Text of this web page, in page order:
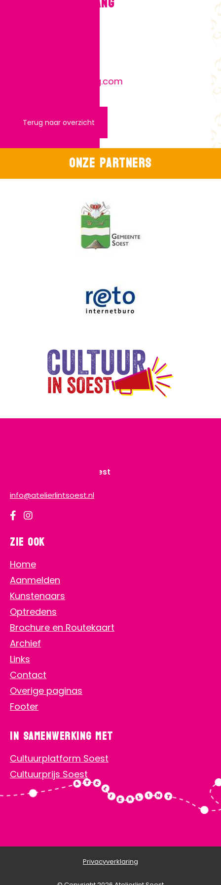
www.karinvogelsang.com
Terug naar overzicht
Onze partners
Stichting Atelierlint Soest
info@atelierlintsoest.nl
Zie ook
Home
Aanmelden
Kunstenaars
Optredens
Brochure en Routekaart
Archief
Links
Contact
Overige paginas
Footer
In samenwerking met
Cultuurplatform Soest
Cultuurprijs Soest
Privacyverklaring